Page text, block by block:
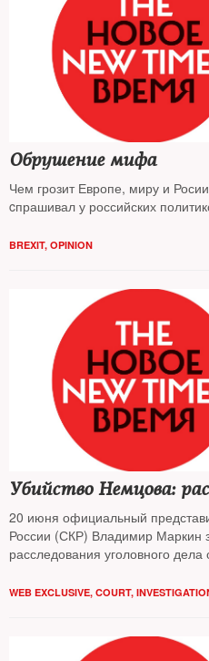
Обрушение мифа
Чем грозит Европе, миру и
cпрашивал у российских
BREXIT, OPINION
Убийство Немцова:
20 июня официальный
России (СКР) Владимир Маркин
расследования уголовного
WEB EXCLUSIVE, COURT,